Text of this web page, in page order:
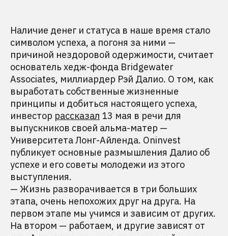
Наличие денег и статуса в наше время стало
символом успеха, а погоня за ними —
причиной нездоровой одержимости, считает
основатель хедж-фонда Bridgewater
Associates, миллиардер Рэй Далио. О том, как
выработать собственные жизненные
принципы и добиться настоящего успеха,
инвестор рассказал 13 мая в речи для
выпускников своей альма-матер —
Университета Лонг-Айленда. Oninvest
публикует основные размышления Далио об
успехе и его советы молодежи из этого
выступления.
— Жизнь разворачивается в три больших
этапа, очень непохожих друг на друга. На
первом этапе мы учимся и зависим от других.
На втором — работаем, и другие зависят от